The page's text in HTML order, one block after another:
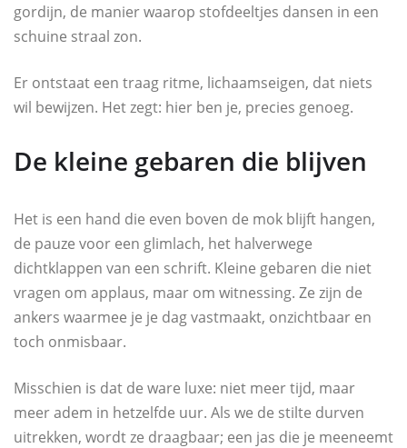
gordijn, de manier waarop stofdeeltjes dansen in een
schuine straal zon.
Er ontstaat een traag ritme, lichaamseigen, dat niets
wil bewijzen. Het zegt: hier ben je, precies genoeg.
De kleine gebaren die blijven
Het is een hand die even boven de mok blijft hangen,
de pauze voor een glimlach, het halverwege
dichtklappen van een schrift. Kleine gebaren die niet
vragen om applaus, maar om witnessing. Ze zijn de
ankers waarmee je je dag vastmaakt, onzichtbaar en
toch onmisbaar.
Misschien is dat de ware luxe: niet meer tijd, maar
meer adem in hetzelfde uur. Als we de stilte durven
uitrekken, wordt ze draagbaar; een jas die je meeneemt